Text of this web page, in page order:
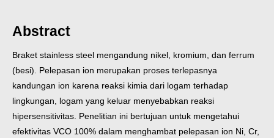
Abstract
Braket stainless steel mengandung nikel, kromium, dan ferrum
(besi). Pelepasan ion merupakan proses terlepasnya
kandungan ion karena reaksi kimia dari logam terhadap
lingkungan, logam yang keluar menyebabkan reaksi
hipersensitivitas. Penelitian ini bertujuan untuk mengetahui
efektivitas VCO 100% dalam menghambat pelepasan ion Ni, Cr,